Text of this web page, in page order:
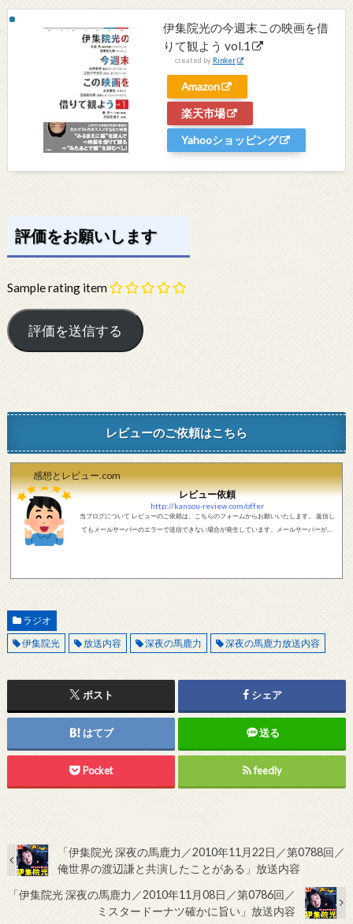
伊集院光の今週末この映画を借
りて観よう vol.1
created by Rinker
Amazon
楽天市場
Yahooショッピング
評価をお願いします
Sample rating item
レビューのご依頼はこちら
感想とレビュー.com
レビュー依頼
http://kansou-review.com/offer
当ブログについて レビューのご依頼は、こちらのフォームからお願いいたします。 返信し
てもメールサーバーのエラーで送信できない場合が発生しています。メールサーバーが正
ラジオ
伊集院光
放送内容 深夜の馬鹿力 深夜の馬鹿力放送内容
ポスト シェア
はてブ 送る
Pocket feedly
「伊集院光 深夜の馬鹿力／2010年11月22日／第0788回／
俺世界の渡辺謙と共演したことがある」放送内容
「伊集院光 深夜の馬鹿力／2010年11月08日／第0786回／
ミスタードーナツ確かに旨い」放送内容